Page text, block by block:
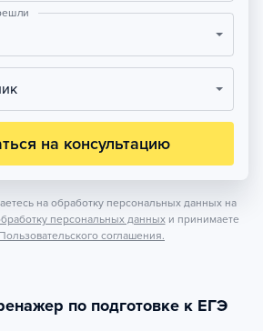
на консультацию
на обработку персональных данных на
персональных данных и принимаете
Пользовательского соглашения.
по подготовке к ЕГЭ